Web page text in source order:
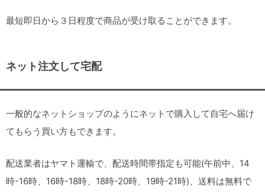
最短即日から３日程度で商品が受け取ることができます。
ネット注文して宅配
一般的なネットショップのようにネットで購入して自宅へ届け
てもらう買い方もできます。
配送業者はヤマト運輸で、配送時間帯指定も可能(午前中、14
時-16時、16時-18時、18時-20時、19時-21時)、送料は無料で